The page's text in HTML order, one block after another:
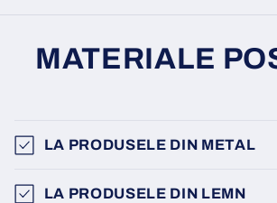
MATERIALE
LA PRODUSELE DIN METAL
LA PRODUSELE DIN LEMN